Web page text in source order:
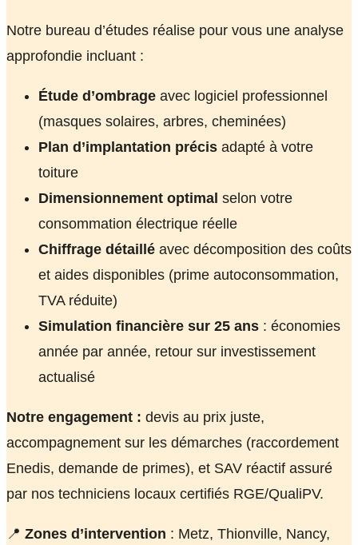
Notre bureau d’études réalise pour vous une analyse
approfondie incluant :
Étude d’ombrage avec logiciel professionnel
(masques solaires, arbres, cheminées)
Plan d’implantation précis adapté à votre
toiture
Dimensionnement optimal selon votre
consommation électrique réelle
Chiffrage détaillé avec décomposition des coûts
et aides disponibles (prime autoconsommation,
TVA réduite)
Simulation financière sur 25 ans : économies
année par année, retour sur investissement
actualisé
Notre engagement : devis au prix juste,
accompagnement sur les démarches (raccordement
Enedis, demande de primes), et SAV réactif assuré
par nos techniciens locaux certifiés RGE/QualiPV.
📍 Zones d’intervention : Metz, Thionville, Nancy,